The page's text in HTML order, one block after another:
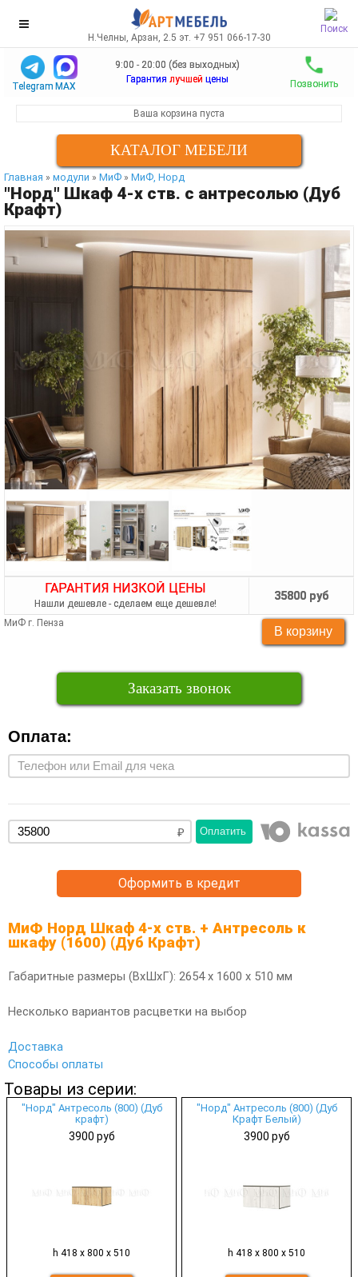
Поиск
Н.Челны, Арзан, 2.5 эт. +7 951 066-17-30
Telegram MAX
9:00 - 20:00 (без выходных)
Гарантия лучшей цены Позвонить
Ваша корзина пуста
КАТАЛОГ МЕБЕЛИ
Главная » модули » МиФ » МиФ, Норд
"Норд" Шкаф 4-х ств. с антресолью (Дуб
Крафт)
ГАРАНТИЯ НИЗКОЙ ЦЕНЫ
Нашли дешевле - сделаем еще дешевле!
35800 руб
МиФ г. Пенза
Заказать звонок
Оплата:
Оплатить
Оформить в кредит
МиФ Норд Шкаф 4-х ств. + Антресоль к
шкафу (1600) (Дуб Крафт)
Габаритные размеры (ВхШхГ): 2654 х 1600 х 510 мм
Несколько вариантов расцветки на выбор
Доставка
Способы оплаты
Товары из серии:
"Норд" Антресоль (800) (Дуб
крафт)
3900 руб
h 418 х 800 х 510
"Норд" Антресоль (800) (Дуб
Крафт Белый)
3900 руб
h 418 х 800 х 510